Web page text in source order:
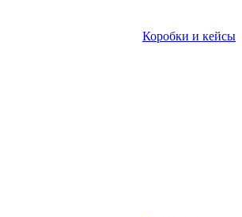
Коробки и кейсы